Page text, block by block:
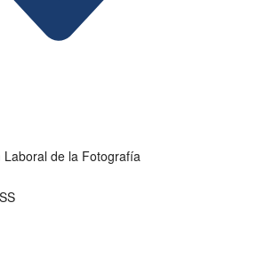
Laboral de la Fotografía